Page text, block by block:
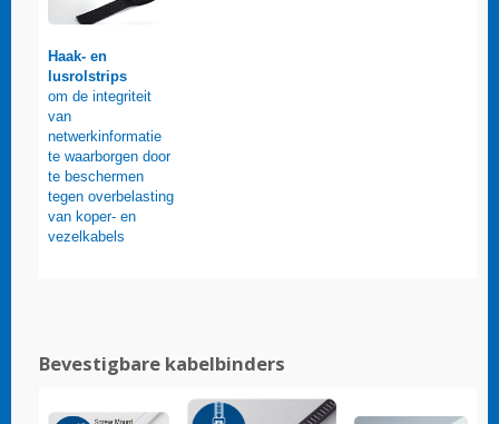
Haak- en
lusrolstrips
om de integriteit
van
netwerkinformatie
te waarborgen door
te beschermen
tegen overbelasting
van koper- en
vezelkabels
Bevestigbare kabelbinders